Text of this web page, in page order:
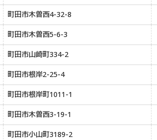
町田市木曽西4-32-8
町田市木曽西5-6-3
町田市山崎町334-2
町田市根岸2-25-4
町田市根岸町1011-1
町田市木曽西3-19-1
町田市小山町3189-2